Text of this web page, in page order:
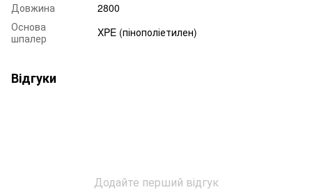
Довжина
2800
Основа
шпалер
XPE (пінополіетилен)
Відгуки
Додайте перший відгук